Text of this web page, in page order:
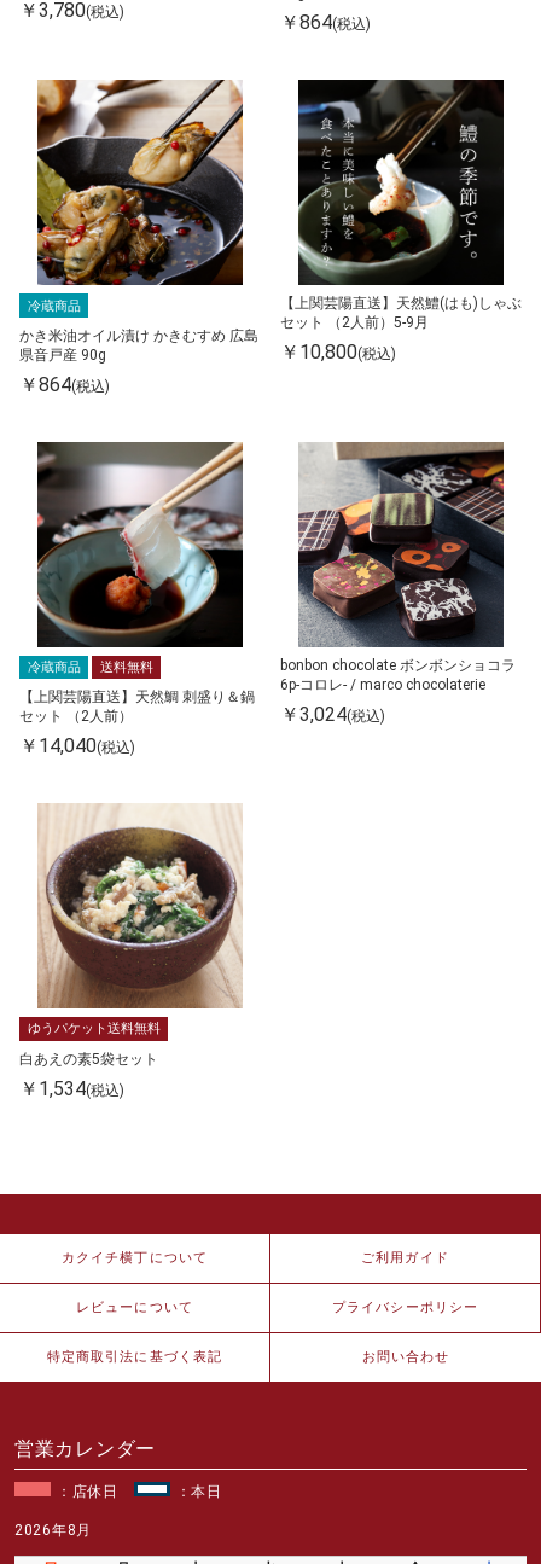
￥3,780(税込) ￥864(税込)
冷蔵商品
かき米油オイル漬け かきむすめ 広島
県音戸産 90g
￥864(税込)
【上関芸陽直送】天然鱧(はも)しゃぶ
セット （2人前）5-9月
￥10,800(税込)
冷蔵商品 送料無料
【上関芸陽直送】天然鯛 刺盛り＆鍋
セット （2人前）
￥14,040(税込)
bonbon chocolate ボンボンショコラ
6p-コロレ- / marco chocolaterie
￥3,024(税込)
ゆうパケット送料無料
白あえの素5袋セット
￥1,534(税込)
カクイチ横丁について ご利用ガイド
レビューについて プライバシーポリシー
特定商取引法に基づく表記 お問い合わせ
営業カレンダー
：店休日 ：本日
2026年8月